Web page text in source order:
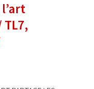
TL7,